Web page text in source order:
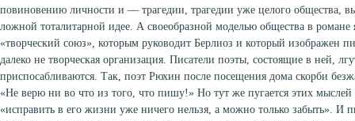
повиновению личности и — трагедии, трагедии уже целого общества,
ложной тоталитарной идее. А своеобразной моделью общества в романе
«творческий союз», которым руководит Берлиоз и который изображен
далеко не творческая организация. Писатели поэты, состоящие в ней,
приспосабливаются. Так, поэт Рюхин после посещения дома скорби
«Не верю ни во что из того, что пишу!» Но тут же пугается этих мыслей
«исправить в его жизни уже ничего нельзя, а можно только забыть». И